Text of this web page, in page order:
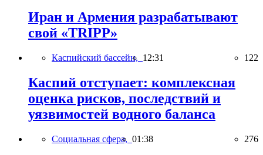
Иран и Армения разрабатывают
свой «TRIPP»
Каспийский бассейн, 12:31 122
Каспий отступает: комплексная
оценка рисков, последствий и
уязвимостей водного баланса
Социальная сфера, 01:38 276